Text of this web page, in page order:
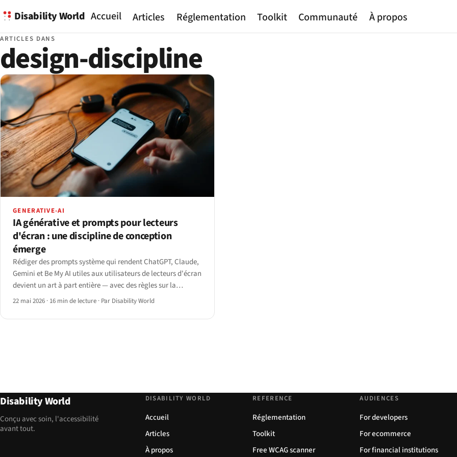
Disability World Accueil Articles Réglementation Toolkit Communauté À propos
ARTICLES DANS
design-discipline
GENERATIVE-AI
IA générative et prompts pour lecteurs
d'écran : une discipline de conception
émerge
Rédiger des prompts système qui rendent ChatGPT, Claude,
Gemini et Be My AI utiles aux utilisateurs de lecteurs d'écran
devient un art à part entière — avec des règles sur la
structure, les tirets, la passation AT et les problèmes UX non
22 mai 2026 · 16 min de lecture · Par Disability World
Disability World
Conçu avec soin, l'accessibilité
avant tout.
DISABILITY WORLD
Accueil
Articles
À propos
REFERENCE
Réglementation
Toolkit
Free WCAG scanner
AUDIENCES
For developers
For ecommerce
For financial institutions